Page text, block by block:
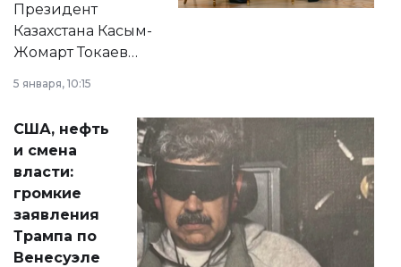
Президент
Казахстана Касым-
Жомарт Токаев
сразу несколько
актуальных тем —
от слухов о
политических
реформах до
вопросов армии,
экономики и
личного здоровья.
5 января, 10:15
США, нефть
и смена
власти:
громкие
заявления
Трампа по
Венесуэле